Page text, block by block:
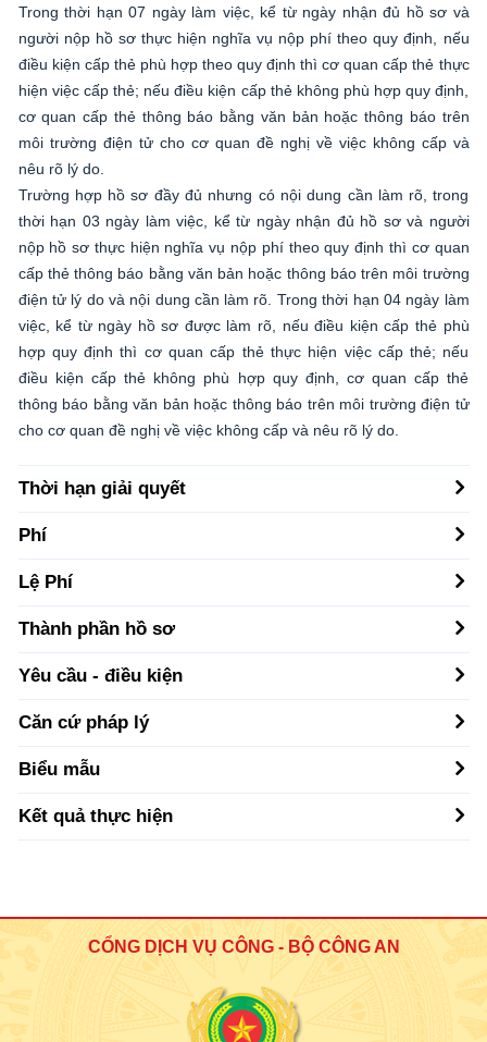
Trong thời hạn 07 ngày làm việc, kể từ ngày nhận đủ hồ sơ và
người nộp hồ sơ thực hiện nghĩa vụ nộp phí theo quy định, nếu
điều kiện cấp thẻ phù hợp theo quy định thì cơ quan cấp thẻ thực
hiện việc cấp thẻ; nếu điều kiện cấp thẻ không phù hợp quy định,
cơ quan cấp thẻ thông báo bằng văn bản hoặc thông báo trên
môi trường điện tử cho cơ quan đề nghị về việc không cấp và
nêu rõ lý do.
Trường hợp hồ sơ đầy đủ nhưng có nội dung cần làm rõ, trong
thời hạn 03 ngày làm việc, kể từ ngày nhận đủ hồ sơ và người
nộp hồ sơ thực hiện nghĩa vụ nộp phí theo quy định thì cơ quan
cấp thẻ thông báo bằng văn bản hoặc thông báo trên môi trường
điện tử lý do và nội dung cần làm rõ. Trong thời hạn 04 ngày làm
việc, kể từ ngày hồ sơ được làm rõ, nếu điều kiện cấp thẻ phù
hợp quy định thì cơ quan cấp thẻ thực hiện việc cấp thẻ; nếu
điều kiện cấp thẻ không phù hợp quy định, cơ quan cấp thẻ
thông báo bằng văn bản hoặc thông báo trên môi trường điện tử
cho cơ quan đề nghị về việc không cấp và nêu rõ lý do.
Thời hạn giải quyết
Phí
Lệ Phí
Thành phần hồ sơ
Yêu cầu - điều kiện
Căn cứ pháp lý
Biểu mẫu
Kết quả thực hiện
CỔNG DỊCH VỤ CÔNG - BỘ CÔNG AN